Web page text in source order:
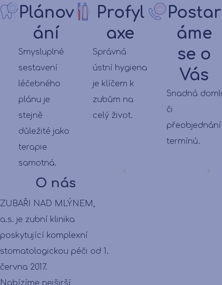
Plánov
ání
Smysluplné
sestavení
léčebného
plánu je
stejně
důležité jako
terapie
samotná.
Profyl
axe
Správná
ústní hygiena
je klíčem k
zubům na
celý život.
Postar
áme
se o
Vás
Snadná
či
přeobjednání
termínů.
O nás
ZUBAŘI NAD MLÝNEM,
a.s. je zubní klinika
poskytující komplexní
stomatologickou péči od 1.
června 2017.
Nabízíme nejširší